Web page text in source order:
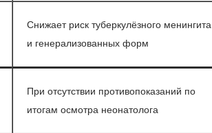
Снижает риск туберкулёзного менингита
и генерализованных форм
При отсутствии противопоказаний по
итогам осмотра неонатолога